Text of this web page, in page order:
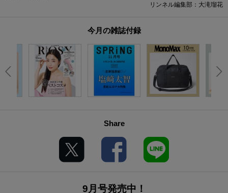
リンネル編集部：大滝瑠花
今月の雑誌付録
Share
9月号発売中！